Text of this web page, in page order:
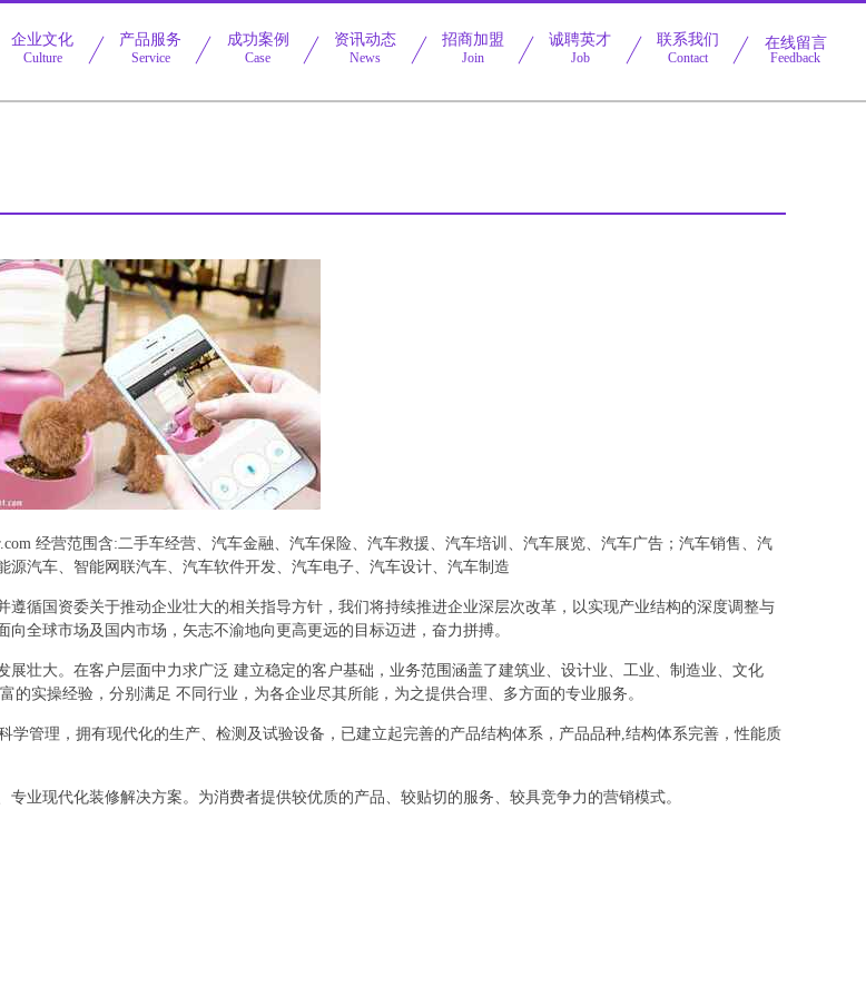
企业文化
Culture
产品服务
Service
成功案例
Case
资讯动态
News
招商加盟
Join
诚聘英才
Job
联系我们
Contact
在线留言
Feedback
经营范围含:二手车经营、汽车金融、汽车保险、汽车救援、汽车培训、汽车展览、汽车广告；汽车销售、汽
汽车、智能网联汽车、汽车软件开发、汽车电子、汽车设计、汽车制造
循国资委关于推动企业壮大的相关指导方针，我们将持续推进企业深层次改革，以实现产业结构的深度调整与
全球市场及国内市场，矢志不渝地向更高更远的目标迈进，奋力拼搏。
壮大。在客户层面中力求广泛 建立稳定的客户基础，业务范围涵盖了建筑业、设计业、工业、制造业、文化
实操经验，分别满足 不同行业，为各企业尽其所能，为之提供合理、多方面的专业服务。
管理，拥有现代化的生产、检测及试验设备，已建立起完善的产品结构体系，产品品种,结构体系完善，性能质
业现代化装修解决方案。为消费者提供较优质的产品、较贴切的服务、较具竞争力的营销模式。